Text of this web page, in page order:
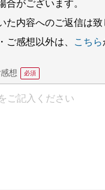
合がございます。
た内容へのご返信は致
ご感想以外は、
こちら
想